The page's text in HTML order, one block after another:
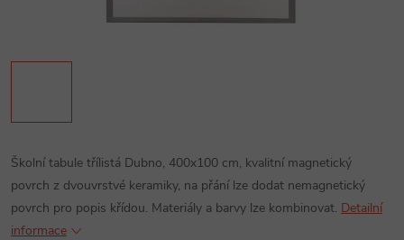
Školní tabule třílistá Dubno, 400x100 cm, kvalitní magnetický
povrch z dvouvrstvé keramiky, na přání lze dodat nemagnetický
povrch pro popis křídou. Materiály a barvy lze kombinovat. Detailní
informace